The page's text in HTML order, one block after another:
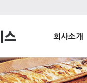
회사소개